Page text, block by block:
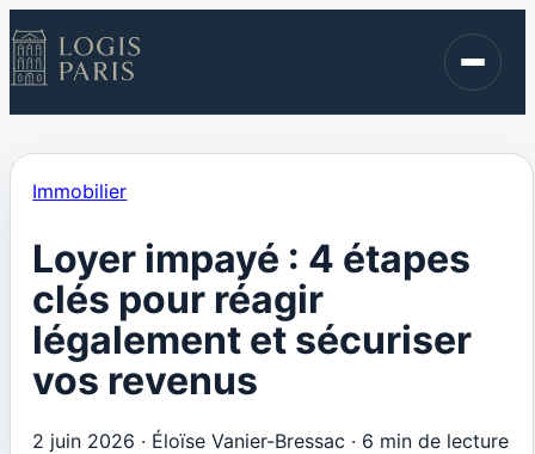
Immobilier
Contact
Immobilier
Loyer impayé : 4 étapes
clés pour réagir
légalement et sécuriser
vos revenus
2 juin 2026 · Éloïse Vanier-Bressac · 6 min de lecture